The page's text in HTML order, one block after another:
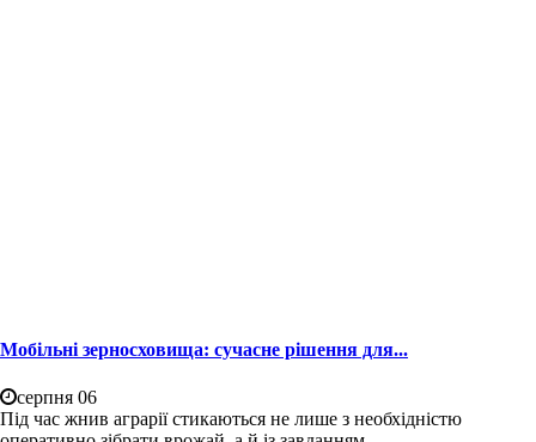
Мобільні зерносховища: сучасне рішення для...
серпня 06
Під час жнив аграрії стикаються не лише з необхідністю